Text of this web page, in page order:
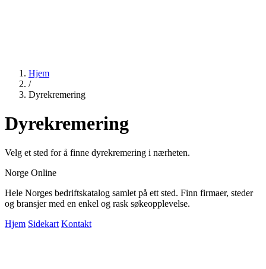
Hjem
/
Dyrekremering
Dyrekremering
Velg et sted for å finne dyrekremering i nærheten.
Norge Online
Hele Norges bedriftskatalog samlet på ett sted. Finn firmaer, steder
og bransjer med en enkel og rask søkeopplevelse.
Hjem Sidekart Kontakt